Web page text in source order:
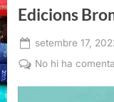
Edicions
Posted
on
setembre 17,
No hi ha